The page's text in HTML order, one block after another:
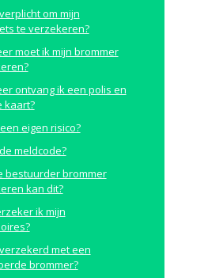
om mijn
te verzekeren?
moet ik mijn brommer
ontvang ik een polis en
kaart?
eigen risico?
meldcode?
bestuurder brommer
kan dit?
ik mijn
met een
brommer?